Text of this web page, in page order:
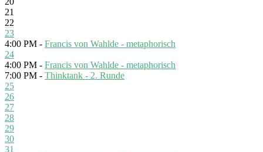
21
22
23
4:00 PM - Francis von Wahlde - metaphorisch
24
4:00 PM - Francis von Wahlde - metaphorisch
7:00 PM - Thinktank - 2. Runde
25
26
27
28
29
30
31